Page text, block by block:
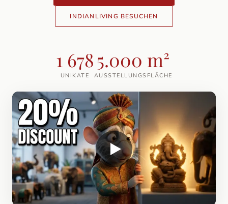
INDIANLIVING BESUCHEN
1 678
UNIKATE
5.000 m²
AUSSTELLUNGSFLÄCHE